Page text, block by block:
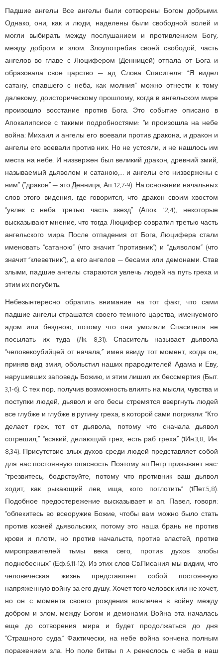
Падшие ангелы Все ангелы были сотворены Богом добрыми.
Однако, они, как и люди, наделены были свободной волей и
могли выбирать между послушанием и противлением Богу,
между добром и злом. Злоупотребив своей свободой, часть
ангелов во главе с Люцифером (Денницей) отпала от Бога и
образовала свое царство — ад. Слова Спасителя: “Я видел
сатану, спавшего с неба, как молния” можно отнести к тому
далекому, доисторическому прошлому, когда в ангельском мире
произошло восстание против Бога. Это событие описано в
Апокалипсисе с такими подробностями: “и произошла на небе
война: Михаил и ангелы его воевали против дракона, и дракон и
ангелы его воевали против них. Но не устояли, и не нашлось им
места на небе. И низвержен был великий дракон, древний змий,
называемый дьяволом и сатаною,… и ангелы его низвержены с
ним” (”дракон” — это Денница, Ап. 12,7-9). На основании начальных
слов этого видения, где говорится, что дракон своим хвостом
“увлек с неба третью часть звезд” (Апок. 12,4), некоторые
высказывают мнение, что тогда Люцифер совратил третью часть
ангельского мира. После отпадения от Бога, Люцифера стали
именовать “сатаною” (что значит “противник”) и “дьяволом” (что
значит “клеветник”), а его ангелов — бесами или демонами. Став
злыми, падшие ангелы стараются увлечь людей на путь греха и
этим их погубить.
Небезынтересно обратить внимание на тот факт, что сами
падшие ангелы страшатся своего темного царства, именуемого
адом или бездною, потому что они умоляли Спасителя не
посылать их туда (Лк. 8,31). Спаситель называет дьявола
“человекоубийцей от начала,” имея ввиду тот момент, когда он,
приняв вид змия, обольстил наших прародителей Адама и Еву,
нарушивших заповедь Божию, и этим лишил их бессмертия (Быт.
3,1-6). С тех пор, получив возможность влиять на мысли, чувства и
поступки людей, дьявол и его бесы стремятся ввергнуть людей
все глубже и глубже в рутину греха, в которой сами погрязли: “Кто
делает грех, тот от дьявола, потому что сначала дьявол
согрешил,” “всякий, делающий грех, есть раб греха” (1Ин.3,8, Ин.
8,34). Присутствие злых духов среди людей представляет собой
для нас постоянную опасность. Поэтому ап.Петр призывает нас:
“трезвитесь, бодрствуйте, потому что противник ваш дьявол
ходит, как рыкающий лев, ища, кого поглотить” (1Пет.5,8).
Подобное предосте­ре­жение высказывает и ап. Павел, говоря:
“облекитесь во всеоружие Божие, чтобы вам можно было стать
против козней дьявольских, потому это наша брань не против
крови и плоти, но против начальств, против властей, против
мироправителей тьмы века сего, против духов злобы
поднебесных” (Еф.6,11-12). Из этих слов Св.Писания мы видим, что
человеческая жизнь представляет собой постоянную
напряженную войну за его душу. Хочет того человек или не хочет,
но он с момента своего рождения вовлечен в войну между
добром и злом, между Богом и демонами. Война эта началась
еще до сотворения мира и будет продолжаться до дня
“Страшного суда.” Фактически, на небе война кончена полным
поражением зла. Но поле битвы пﾵренеслось с неба в наш